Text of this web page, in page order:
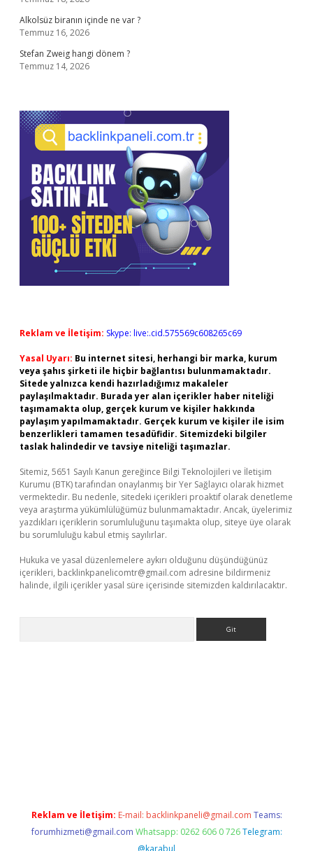
Alkolsüz biranın içinde ne var ?
Temmuz 16, 2026
Stefan Zweig hangi dönem ?
Temmuz 14, 2026
Reklam ve İletişim: Skype: live:.cid.575569c608265c69
Yasal Uyarı: Bu internet sitesi, herhangi bir marka, kurum
veya şahıs şirketi ile hiçbir bağlantısı bulunmamaktadır.
Sitede yalnızca kendi hazırladığımız makaleler
paylaşılmaktadır. Burada yer alan içerikler haber niteliği
taşımamakta olup, gerçek kurum ve kişiler hakkında
paylaşım yapılmamaktadır. Gerçek kurum ve kişiler ile isim
benzerlikleri tamamen tesadüfidir. Sitemizdeki bilgiler
taslak halindedir ve tavsiye niteliği taşımazlar.
Sitemiz, 5651 Sayılı Kanun gereğince Bilgi Teknolojileri ve İletişim
Kurumu (BTK) tarafından onaylanmış bir Yer Sağlayıcı olarak hizmet
vermektedir. Bu nedenle, sitedeki içerikleri proaktif olarak denetleme
veya araştırma yükümlülüğümüz bulunmamaktadır. Ancak, üyelerimiz
yazdıkları içeriklerin sorumluluğunu taşımakta olup, siteye üye olarak
bu sorumluluğu kabul etmiş sayılırlar.
Hukuka ve yasal düzenlemelere aykırı olduğunu düşündüğünüz
içerikleri, backlinkpanelicomtr@gmail.com adresine bildirmeniz
halinde, ilgili içerikler yasal süre içerisinde sitemizden kaldırılacaktır.
Reklam ve İletişim: E-mail: backlinkpaneli@gmail.com Teams:
forumhizmeti@gmail.com Whatsapp: 0262 606 0 726 Telegram:
@karabul